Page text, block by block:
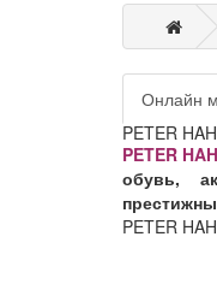
Онлайн
PETER
PETER
обувь,
PETER